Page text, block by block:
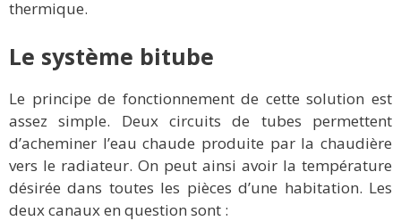
thermique.
Le système bitube
Le principe de fonctionnement de cette solution est
assez simple. Deux circuits de tubes permettent
d’acheminer l’eau chaude produite par la chaudière
vers le radiateur. On peut ainsi avoir la température
désirée dans toutes les pièces d’une habitation. Les
deux canaux en question sont :